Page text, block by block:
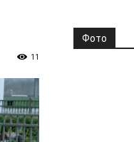
11
Фото